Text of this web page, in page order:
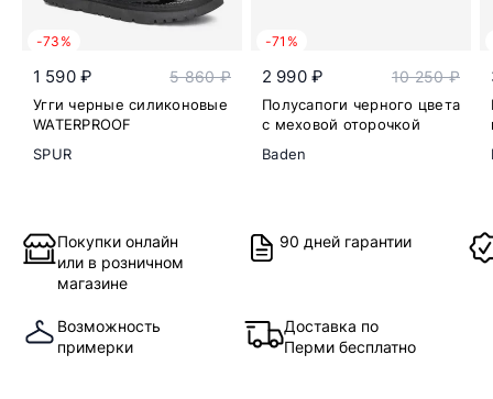
-73%
1 590 ₽ 5 860 ₽
Угги черные силиконовые
WATERPROOF
SPUR
-71%
2 990 ₽ 10 250 ₽
Полусапоги черного цвета
с меховой оторочкой
Baden
Покупки онлайн
или в розничном
магазине
90 дней гарантии
Возможность
примерки
Доставка по
Перми бесплатно